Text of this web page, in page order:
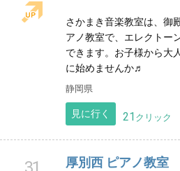
幸田町coccolareピ
愛知県幸田町にあるピア
り添う』という意味のイ